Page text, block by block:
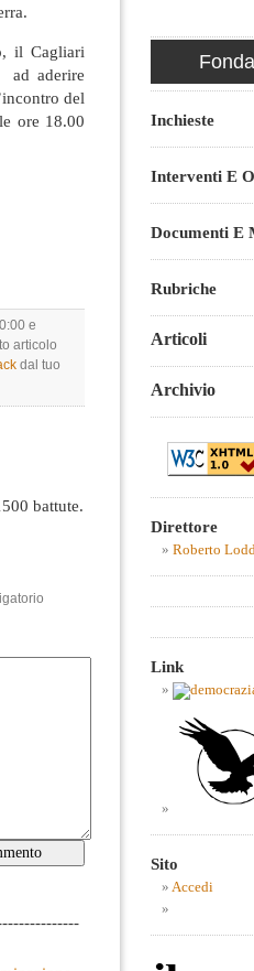
il Cagliari
ad aderire
del
ore 18.00
e
articolo
dal tuo
battute.
Inchieste
Interventi E
Documenti E
Rubriche
Articoli
Archivio
Direttore
Roberto
Link
Sito
Accedi